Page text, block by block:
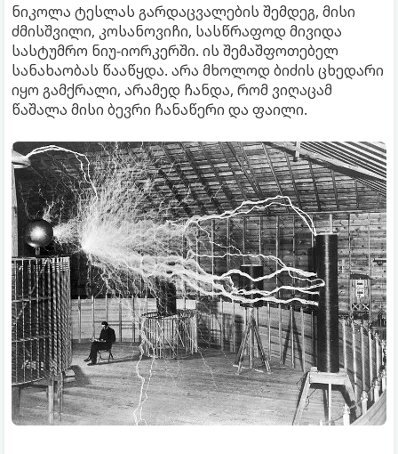
ნიკოლა ტესლას გარდაცვალების შემდეგ, მისი
ძმისშვილი, კოსანოვიჩი, სასწრაფოდ მივიდა
სასტუმრო ნიუ-იორკერში. ის შემაშფოთებელ
სანახაობას წააწყდა. არა მხოლოდ ბიძის ცხედარი
იყო გამქრალი, არამედ ჩანდა, რომ ვიღაცამ
წაშალა მისი ბევრი ჩანაწერი და ფაილი.